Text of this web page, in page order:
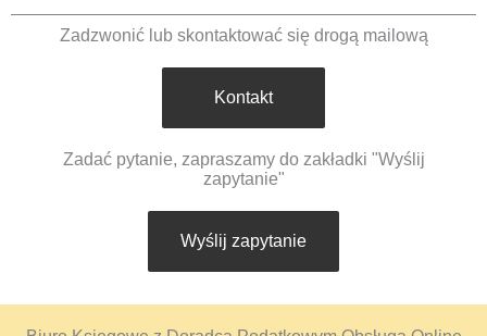
Zadzwonić lub skontaktować się drogą mailową
Kontakt
Zadać pytanie, zapraszamy do zakładki "Wyślij
zapytanie"
Wyślij zapytanie